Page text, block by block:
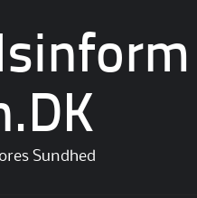
Sundhed